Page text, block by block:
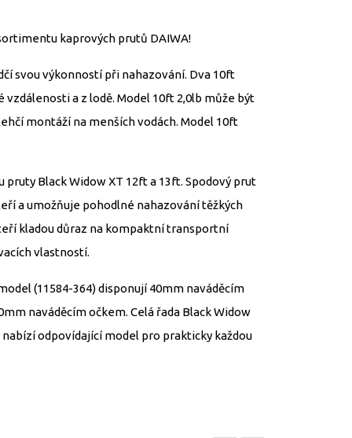
kaprových prutů DAIWA!
svou výkonností při nahazování. Dva 10ft
a z lodě. Model 10ft 2,0lb může být
montáží na menších vodách. Model 10ft
Black Widow XT 12ft a 13ft. Spodový prut
a umožňuje pohodlné nahazování těžkých
kladou důraz na kompaktní transportní
vlastností.
(11584-364) disponují 40mm naváděcím
naváděcím očkem. Celá řada Black Widow
odpovídající model pro prakticky každou